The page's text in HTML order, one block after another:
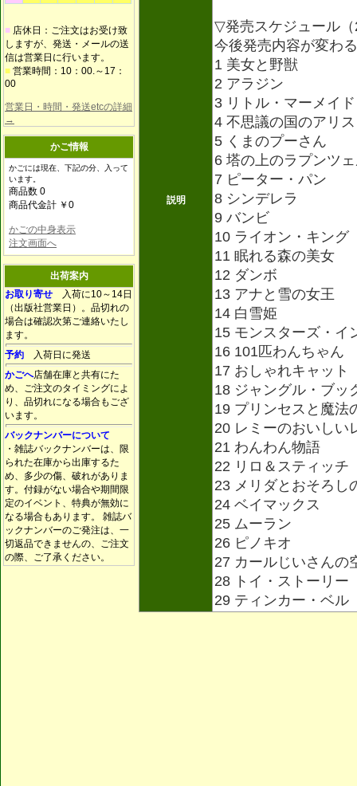
■ 店休日：ご注文はお受け致
しますが、発送・メールの送
信は営業日に行います。
■ 営業時間：10：00.～17：
00
営業日・時間・発送etcの詳細
→
かご情報
かごには現在、下記の分、入って
います。
商品数 0
商品代金計 ￥0
かごの中身表示
注文画面へ
出荷案内
お取り寄せ 入荷に10～14日
（出版社営業日）。品切れの
場合は確認次第ご連絡いたし
ます。
予約 入荷日に発送
かごへ店舗在庫と共有にた
め、ご注文のタイミングによ
り、品切れになる場合もござ
います。
バックナンバーについて
・雑誌バックナンバーは、限
られた在庫から出庫するた
め、多少の傷、破れがありま
す。付録がない場合や期間限
定のイベント、特典が無効に
なる場合もあります。 雑誌バ
ックナンバーのご発注は、一
切返品できませんの、ご注文
の際、ご了承ください。
説明
▽発売スケジュール
今後発売内容が変わ
1 美女と野獣
2 アラジン
3 リトル・マーメイド
4 不思議の国のアリス
5 くまのプーさん
6 塔の上のラプンツ
7 ピーター・パン
8 シンデレラ
9 バンビ
10 ライオン・キング
11 眠れる森の美女
12 ダンボ
13 アナと雪の女王
14 白雪姫
15 モンスターズ・イ
16 101匹わんちゃん
17 おしゃれキャット
18 ジャングル・ブッ
19 プリンセスと魔法
20 レミーのおいしい
21 わんわん物語
22 リロ＆スティッチ
23 メリダとおそろし
24 ベイマックス
25 ムーラン
26 ピノキオ
27 カールじいさんの
28 トイ・ストーリー
29 ティンカー・ベル